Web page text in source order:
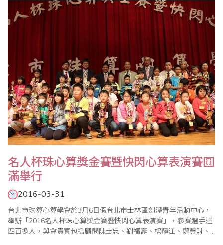
心算數學比賽最大不同是，參賽選手全部集中在大禮堂考試，因此
整個會場猶如大會考，光是工作老師就..
名人杯珠心算獎金賽暨快閃心算表演賽圓
滿舉行
2016-03-31
台北市珠算心算學會於3月6日假台北市士林區劍潭青年活動中心，
舉辦「2016名人杯珠心算獎金賽暨快閃心算表演賽」，參賽選手達
四百多人，與會貴賓包括顧問陳士忠、劉福壽、楊靜江、鄭豐財、